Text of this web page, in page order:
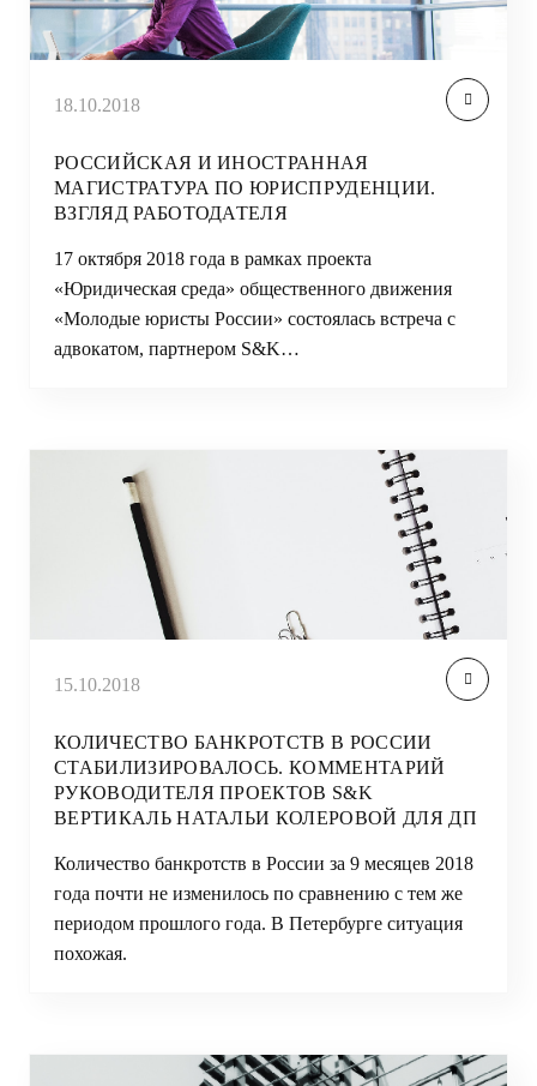
18.10.2018
РОССИЙСКАЯ И ИНОСТРАННАЯ
МАГИСТРАТУРА ПО ЮРИСПРУДЕНЦИИ.
ВЗГЛЯД РАБОТОДАТЕЛЯ
17 октября 2018 года в рамках проекта
«Юридическая среда» общественного движения
«Молодые юристы России» состоялась встреча с
адвокатом, партнером S&K…
15.10.2018
КОЛИЧЕСТВО БАНКРОТСТВ В РОССИИ
СТАБИЛИЗИРОВАЛОСЬ. КОММЕНТАРИЙ
РУКОВОДИТЕЛЯ ПРОЕКТОВ S&K
ВЕРТИКАЛЬ НАТАЛЬИ КОЛЕРОВОЙ ДЛЯ ДП
Количество банкротств в России за 9 месяцев 2018
года почти не изменилось по сравнению с тем же
периодом прошлого года. В Петербурге ситуация
похожая.